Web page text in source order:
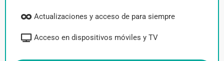
Actualizaciones y acceso de para siempre
Acceso en dispositivos móviles y TV